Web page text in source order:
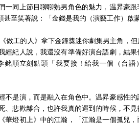
一同上節目聊聊熟男角色的魅力，温昇豪跟
至笑著說：「金錢是我的（演藝工作）啟
做工的人》拿下金鐘獎迷你劇集男主角，
紀人說，我還沒有準備好演台語劇，結果
銘順立刻點頭「我要接！給我一個（台語
不是演，而是融入在角色中。温昇豪感性
、悲歡離合，也許我真的遇到的時候，不見
華燈初上》中的江瀚，「江瀚是一個孤兒